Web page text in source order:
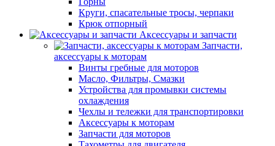
Круги, спасательные тросы, черпаки
Крюк отпорный
Аксессуары и запчасти
Запчасти,
аксессуары к моторам
Винты гребные для моторов
Масло, Фильтры, Смазки
Устройства для промывки системы
охлаждения
Чехлы и тележки для транспортировки
Аксессуары к моторам
Запчасти для моторов